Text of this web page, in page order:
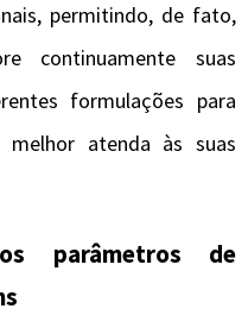
permitindo, de fato,
continuamente suas
formulações para
melhor atenda às suas
parâmetros de